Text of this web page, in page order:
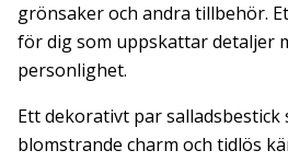
grönsaker och andra tillbehör.
för dig som uppskattar detaljer
personlighet.
Ett dekorativt par
blomstrande charm och tidlös